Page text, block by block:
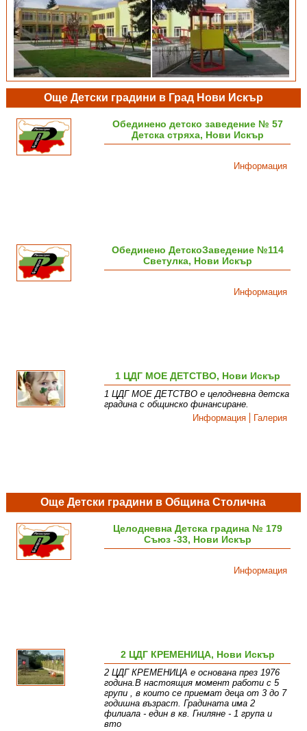
Още Детски градини в Град Нови Искър
Обединено детско заведение № 57
Детска стряха, Нови Искър
Информация
Обединено ДетскоЗаведение №114
Светулка, Нови Искър
Информация
1 ЦДГ МОЕ ДЕТСТВО, Нови Искър
1 ЦДГ МОЕ ДЕТСТВО е целодневна детска
градина с общинско финансиране.
Информация
Галерия
Още Детски градини в Община Столична
Целодневна Детска градина № 179
Съюз -33, Нови Искър
Информация
2 ЦДГ КРЕМЕНИЦА, Нови Искър
2 ЦДГ КРЕМЕНИЦА е основана през 1976
година.В настоящия момент работи с 5
групи , в които се приемат деца от 3 до 7
годишна възраст. Градината има 2
филиалa - един в кв. Гниляне - 1 група и
вто